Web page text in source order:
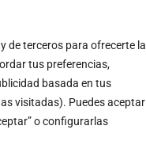
de terceros para ofrecerte la
tus preferencias,
basada en tus
visitadas). Puedes aceptar
o configurarlas
esenciales para
delicadas,
aparecen
exposiciones